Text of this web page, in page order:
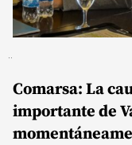
Comarsa: La
importante de